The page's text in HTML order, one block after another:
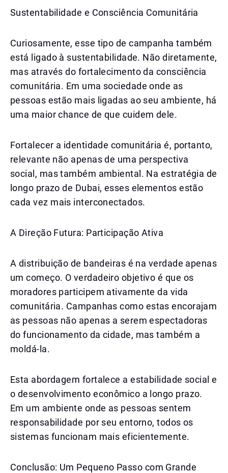
Sustentabilidade e Consciência Comunitária
Curiosamente, esse tipo de campanha também
está ligado à sustentabilidade. Não diretamente,
mas através do fortalecimento da consciência
comunitária. Em uma sociedade onde as
pessoas estão mais ligadas ao seu ambiente, há
uma maior chance de que cuidem dele.
Fortalecer a identidade comunitária é, portanto,
relevante não apenas de uma perspectiva
social, mas também ambiental. Na estratégia de
longo prazo de Dubai, esses elementos estão
cada vez mais interconectados.
A Direção Futura: Participação Ativa
A distribuição de bandeiras é na verdade apenas
um começo. O verdadeiro objetivo é que os
moradores participem ativamente da vida
comunitária. Campanhas como estas encorajam
as pessoas não apenas a serem espectadoras
do funcionamento da cidade, mas também a
moldá-la.
Esta abordagem fortalece a estabilidade social e
o desenvolvimento econômico a longo prazo.
Em um ambiente onde as pessoas sentem
responsabilidade por seu entorno, todos os
sistemas funcionam mais eficientemente.
Conclusão: Um Pequeno Passo com Grande